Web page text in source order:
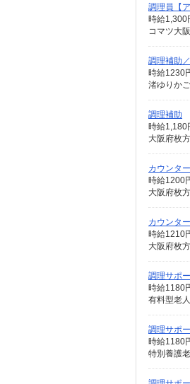
調理員【
時給1,300
コマツ大
調理補助
時給1230
渚ゆりか
調理補助
時給1,180
大阪府枚
カウンタ
時給1200
大阪府枚
カウンタ
時給1210
大阪府枚
調理サポ
時給1180
有料型老
調理サポ
時給1180
特別養護